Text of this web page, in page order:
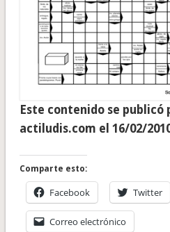
Este contenido se publicó
actiludis.com el 16/02/
Comparte esto:
Facebook Twitter
Correo electrónico